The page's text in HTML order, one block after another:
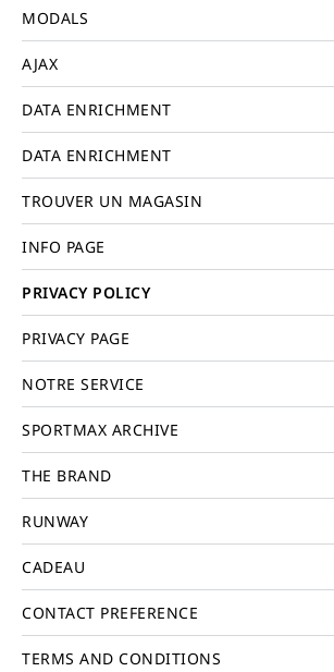
MODALS
AJAX
DATA ENRICHMENT
DATA ENRICHMENT
TROUVER UN MAGASIN
INFO PAGE
PRIVACY POLICY
PRIVACY PAGE
NOTRE SERVICE
SPORTMAX ARCHIVE
THE BRAND
RUNWAY
CADEAU
CONTACT PREFERENCE
TERMS AND CONDITIONS